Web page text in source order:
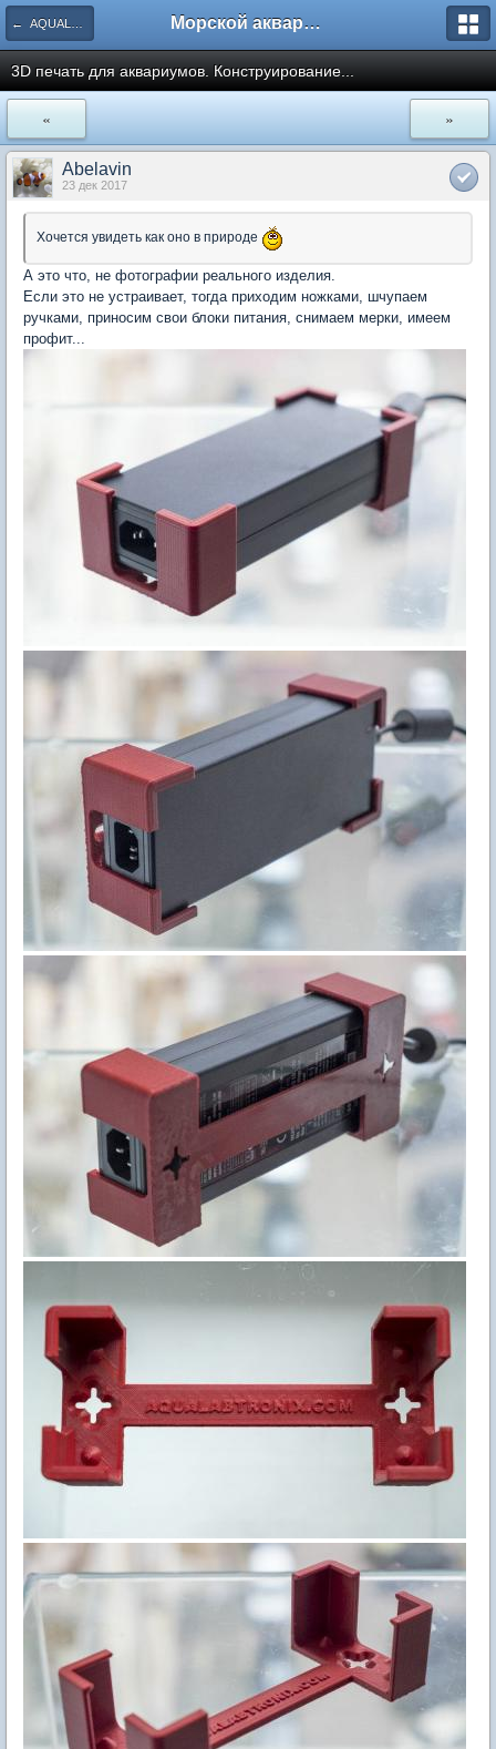
← AQUALABTRONIX - Ваш аквариум станет умнее. Морской аквариум. Форумы ReefCentral.ru
3D печать для аквариумов. Конструирование...
« »
Abelavin
23 дек 2017
Хочется увидеть как оно в природе
А это что, не фотографии реального изделия.
Если это не устраивает, тогда приходим ножками, шчупаем
ручками, приносим свои блоки питания, снимаем мерки, имеем
профит...